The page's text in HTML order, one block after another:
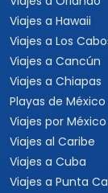
Viajes a Hawaii
Viajes a Los
Viajes a Cancún
Viajes a Chiapas
Playas de México
Viajes por México
Viajes al Caribe
Viajes a Cuba
Viajes a Punta